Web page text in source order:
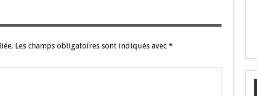
Les champs obligatoires sont indiqués avec *